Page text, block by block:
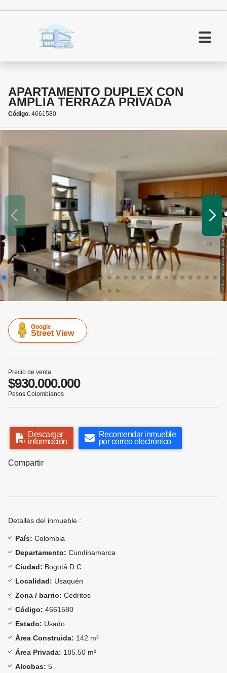
APARTAMENTO DUPLEX CON
AMPLIA TERRAZA PRIVADA
Código. 4661580
Google
Street View
Precio de venta
$930.000.000
Pesos Colombianos
Descargar
información
Recomendar inmueble
por correo electrónico
Compartir
Detalles del inmueble :
País: Colombia
Departamento: Cundinamarca
Ciudad: Bogotá D.C.
Localidad: Usaquén
Zona / barrio: Cedritos
Código: 4661580
Estado: Usado
Área Construida: 142 m²
Área Privada: 185.50 m²
Alcobas: 5